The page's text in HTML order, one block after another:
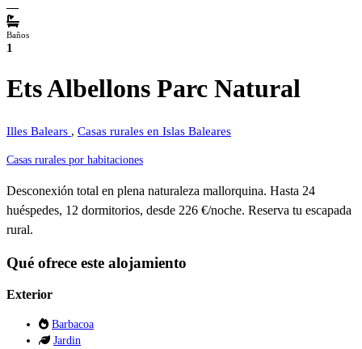
—
Baños
1
Ets Albellons Parc Natural
Illes Balears , Casas rurales en Islas Baleares
Casas rurales por habitaciones
Desconexión total en plena naturaleza mallorquina. Hasta 24
huéspedes, 12 dormitorios, desde 226 €/noche. Reserva tu escapada
rural.
Qué ofrece este alojamiento
Exterior
Barbacoa
Jardin